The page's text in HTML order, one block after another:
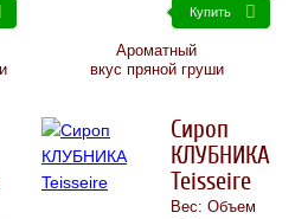
Купить
Ароматный
вкус пряной груши
Сироп
КЛУБНИКА
Teisseire
Вес: Объем